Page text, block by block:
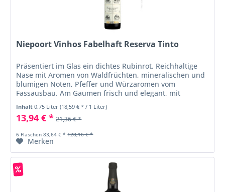
Niepoort Vinhos Fabelhaft Reserva Tinto
Präsentiert im Glas ein dichtes Rubinrot. Reichhaltige
Nase mit Aromen von Waldfrüchten, mineralischen und
blumigen Noten, Pfeffer und Würzaromen vom
Fassausbau. Am Gaumen frisch und elegant, mit
Inhalt0.75 Liter(18,59 € * / 1 Liter)
13,94 € * 21,36 € *
6 Flaschen 83,64 € * 128,16 € *
Merken